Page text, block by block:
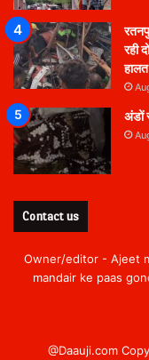
रही
अंडों
Contact us
Owner/editor - Ajeet
mandair ke paas
@Daauji.com